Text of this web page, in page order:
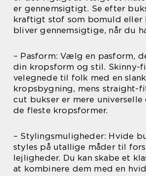
er gennemsigtigt. Se efter
kraftigt stof som bomuld eller
bliver gennemsigtige, når du
– Pasform: Vælg en pasform,
din kropsform og stil. Skinny-
velegnede til folk med en slank
kropsbygning, mens straight-
cut bukser er mere universelle
de fleste kropsformer.
– Stylingsmuligheder: Hvide
styles på utallige måder til
lejligheder. Du kan skabe et
at kombinere dem med en